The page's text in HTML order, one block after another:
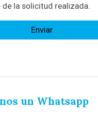
la solicitud realizada.
Enviar
un Whatsapp